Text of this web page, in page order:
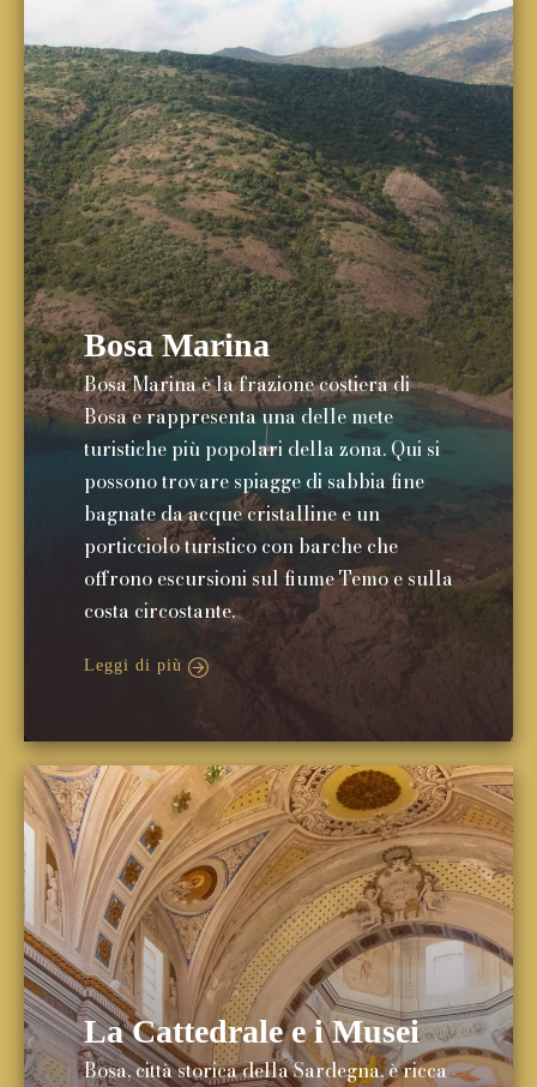
Bosa Marina
Bosa Marina è la frazione costiera di
Bosa e rappresenta una delle mete
turistiche più popolari della zona. Qui si
possono trovare spiagge di sabbia fine
bagnate da acque cristalline e un
porticciolo turistico con barche che
offrono escursioni sul fiume Temo e sulla
costa circostante.
Leggi di più
La Cattedrale e i Musei
Bosa, città storica della Sardegna, è ricca